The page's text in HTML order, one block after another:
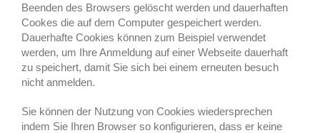
Beenden des Browsers gelöscht werden und dauerhaften
Cookes die auf dem Computer gespeichert werden.
Dauerhafte Cookies können zum Beispiel verwendet
werden, um Ihre Anmeldung auf einer Webseite dauerhaft
zu speichert, damit Sie sich bei einem erneuten besuch
nicht anmelden.
Sie können der Nutzung von Cookies wiedersprechen
indem Sie Ihren Browser so konfigurieren, dass er keine